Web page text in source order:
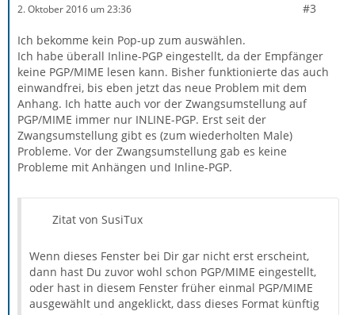
2. Oktober 2016 um 23:36 #3
Ich bekomme kein Pop-up zum auswählen.
Ich habe überall Inline-PGP eingestellt, da der Empfänger
keine PGP/MIME lesen kann. Bisher funktionierte das auch
einwandfrei, bis eben jetzt das neue Problem mit dem
Anhang. Ich hatte auch vor der Zwangsumstellung auf
PGP/MIME immer nur INLINE-PGP. Erst seit der
Zwangsumstellung gibt es (zum wiederholten Male)
Probleme. Vor der Zwangsumstellung gab es keine
Probleme mit Anhängen und Inline-PGP.
Zitat von SusiTux
Wenn dieses Fenster bei Dir gar nicht erst erscheint,
dann hast Du zuvor wohl schon PGP/MIME eingestellt,
oder hast in diesem Fenster früher einmal PGP/MIME
ausgewählt und angeklickt, dass dieses Format künftig